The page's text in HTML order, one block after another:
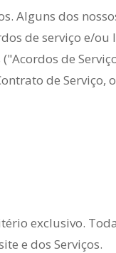
Alguns dos
de serviço e/
de
de Serviço,
exclusivo.
e dos Serviços.